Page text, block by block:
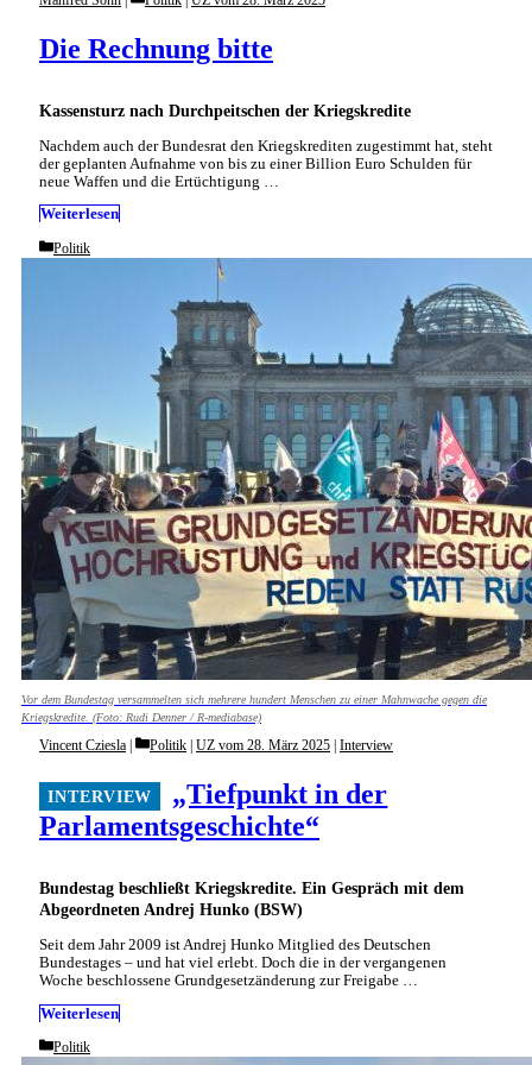
Kassensturz nach Durchpeitschen der Kriegskredite
Die Rechnung bitte
Nachdem auch der Bundesrat den Kriegskrediten zugestimmt hat, steht
der geplanten Aufnahme von bis zu einer Billion Euro Schulden für
neue Waffen und die Ertüchtigung …
Weiterlesen
Categories
Politik
Vor dem Bundestag versammelten sich mehrere hundert Menschen zu einer Mahnwache gegen die
Kriegskredite. (Foto: Rudi Denner / R-mediabase)
Bundestag beschließt Kriegskredite. Ein Gespräch mit dem
Abgeordneten Andrej Hunko (BSW)
„Tiefpunkt in der
Parlamentsgeschichte“
Vincent Cziesla Categories
Politik UZ vom 28. März 2025 Interview
Seit dem Jahr 2009 ist Andrej Hunko Mitglied des Deutschen
Bundestages – und hat viel erlebt. Doch die in der vergangenen
Woche beschlossene Grundgesetzänderung zur Freigabe …
Weiterlesen
Categories
Politik